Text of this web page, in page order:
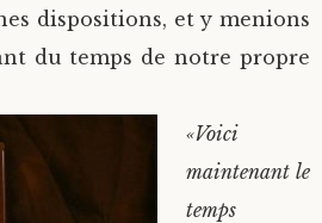
Ivanovna(Khaline)
(Abachidzé)
le Spiléote
dispositions, et y menions
du temps de notre propre
«Voici
maintenant le
temps